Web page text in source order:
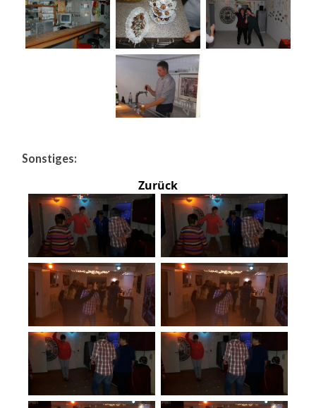
Sonstiges:
Zurück